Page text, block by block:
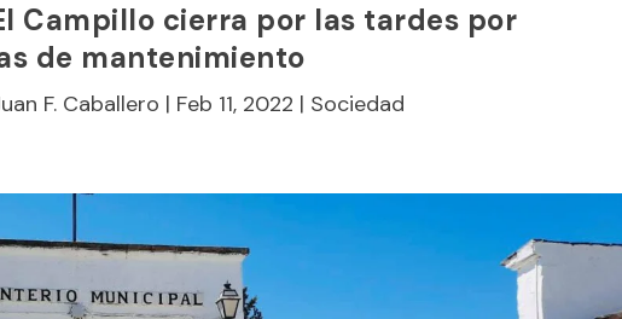
Campillo cierra por las tardes por
de mantenimiento
F. Caballero | Feb 11, 2022 | Sociedad